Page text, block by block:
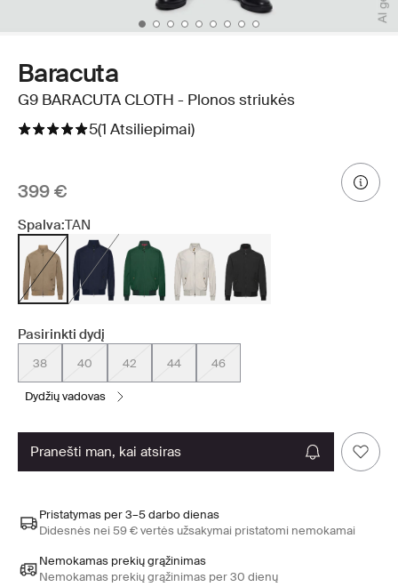
Baracuta
G9 BARACUTA CLOTH - Plonos striukės
5(1 Atsiliepimai)
399 €
Spalva:TAN
Pasirinkti dydį
38 40 42 44 46
dydžių vadovas
pranešti man, kai atsiras
Pristatymas per 3–5 darbo dienas
Didesnės nei 59 € vertės užsakymai pristatomi nemokamai
Nemokamas prekių grąžinimas
Nemokamas prekių grąžinimas per 30 dienų